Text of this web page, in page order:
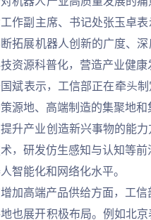
作副主席、书记处张玉卓
拓展机器人创新的广度、
资源科普化，营造产业健康
表示，工信部正在牵头制
源地、高端制造的集聚地和
产业创造新兴事物的能力
，研发仿生感知与认知等
智能化和网络化水平。
高端产品供给方面，工信
展开积极布局。例如北京